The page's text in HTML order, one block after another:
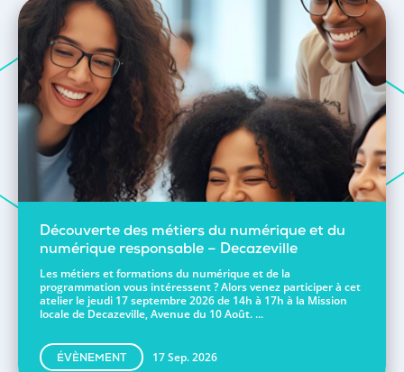
Découverte des métiers du numérique et du
numérique responsable – Decazeville
Les métiers et formations du numérique et de la
programmation vous intéressent ? Alors venez participer à cet
atelier le jeudi 17 septembre 2026 de 14h à 17h à la Mission
locale de Decazeville, Avenue du 10 Août. ...
ÉVÈNEMENT 17 Sep. 2026